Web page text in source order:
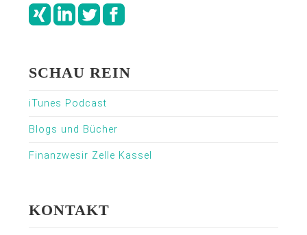
SCHAU REIN
iTunes Podcast
Blogs und Bücher
Finanzwesir Zelle Kassel
KONTAKT